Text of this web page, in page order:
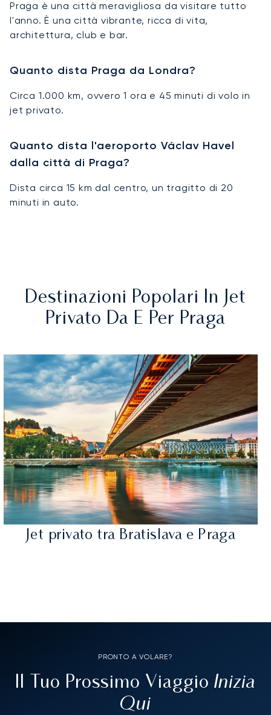
Praga è una città meravigliosa da visitare tutto
l'anno. È una città vibrante, ricca di vita,
architettura, club e bar.
Quanto dista Praga da Londra?
Circa 1.000 km, ovvero 1 ora e 45 minuti di volo in
jet privato.
Quanto dista l'aeroporto Václav Havel
dalla città di Praga?
Dista circa 15 km dal centro, un tragitto di 20
minuti in auto.
Destinazioni Popolari In Jet
Privato Da E Per Praga
Jet privato tra Bratislava e Praga
PRONTO A VOLARE?
Il Tuo Prossimo Viaggio Inizia
Qui